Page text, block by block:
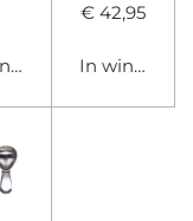
€ 42,95
In